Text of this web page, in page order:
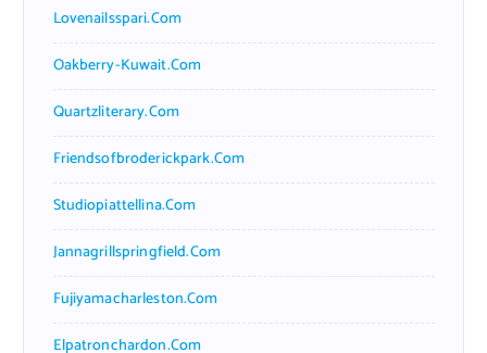
Lovenailsspari.com
Oakberry-Kuwait.com
Quartzliterary.com
Friendsofbroderickpark.com
Studiopiattellina.com
Jannagrillspringfield.com
Fujiyamacharleston.com
Elpatronchardon.com